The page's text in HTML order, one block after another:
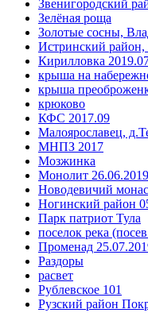
Звенигородский
Зелёная роща
Золотые сосны,
Истринский
Кирилловка
крыша на
крыша
крюково
КФС 2017.09
Малоярославец,
МНПЗ 2017
Мозжинка
Монолит 26.06.2019
Новодевичий
Ногинский район
Парк патриот Тула
поселок река
Променад
Раздоры
расвет
Рублевское 101
Рузский район